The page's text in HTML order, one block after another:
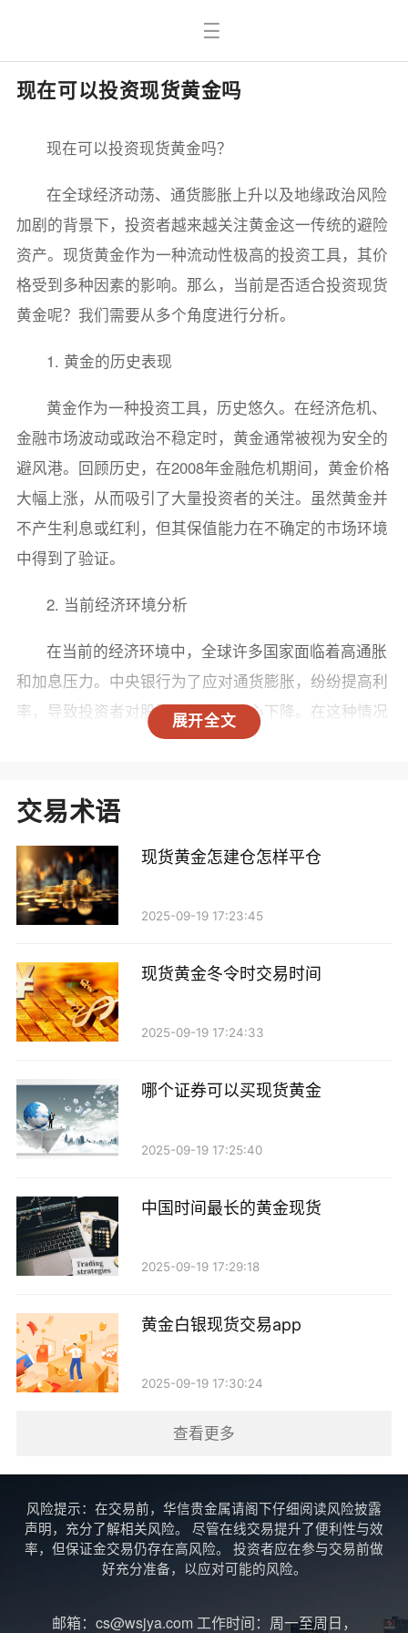
现在可以投资现货黄金吗
展开全文
现在可以投资现货黄金吗？
在全球经济动荡、通货膨胀上升以及地缘政治风险
加剧的背景下，投资者越来越关注黄金这一传统的避险
资产。现货黄金作为一种流动性极高的投资工具，其价
格受到多种因素的影响。那么，当前是否适合投资现货
黄金呢？我们需要从多个角度进行分析。
1. 黄金的历史表现
黄金作为一种投资工具，历史悠久。在经济危机、
金融市场波动或政治不稳定时，黄金通常被视为安全的
避风港。回顾历史，在2008年金融危机期间，黄金价格
大幅上涨，从而吸引了大量投资者的关注。虽然黄金并
不产生利息或红利，但其保值能力在不确定的市场环境
中得到了验证。
2. 当前经济环境分析
在当前的经济环境中，全球许多国家面临着高通胀
和加息压力。中央银行为了应对通货膨胀，纷纷提高利
率，导致投资者对股票和债券的信心下降。在这种情况
下，黄金因其避险属性而受到青睐。此外，地缘政治风
加。
3. 现货黄金的投资渠道
现货黄金投资方式多种多样，包括黄金ETF、黄金
期货、实物黄金等。对于普通投资者而言，黄金ETF是
ETF，投资者可以便捷地参与黄金市场，而无需担心实
物黄金的存储和安全问题。
尽管黄金被视为避险资产，但投资黄金仍然存在风
险。首先，黄金价格波动较大，短期内价格可能受到市
动。其次，持有黄金并不产生收益，且在通货膨胀环境
下，黄金的实际购买力可能受到侵蚀。此外，投资者还
需关注黄金市场的供需关系、国际政治局势以及主要经
5. 投资建议
对于考虑投资现货黄金的投资者，建议采取以下策
股票、债券等其他资产，以实现资产配置的平衡。
- 定期投资：通过定期定额的方式投资黄金，可以
交易术语
现货黄金怎建仓怎样平仓
2025-09-19 17:23:45
现货黄金冬令时交易时间
2025-09-19 17:24:33
哪个证券可以买现货黄金
2025-09-19 17:25:40
中国时间最长的黄金现货
2025-09-19 17:29:18
黄金白银现货交易app
2025-09-19 17:30:24
查看更多
风险提示：在交易前，华信贵金属请阁下仔细阅读风险披露
声明，充分了解相关风险。 尽管在线交易提升了便利性与效
率，但保证金交易仍存在高风险。 投资者应在参与交易前做
好充分准备，以应对可能的风险。
邮箱：cs@wsjya.com 工作时间：周一至周日，